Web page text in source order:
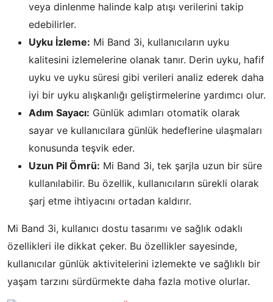
veya dinlenme halinde kalp atışı verilerini takip
edebilirler.
Uyku İzleme: Mi Band 3i, kullanıcıların uyku
kalitesini izlemelerine olanak tanır. Derin uyku, hafif
uyku ve uyku süresi gibi verileri analiz ederek daha
iyi bir uyku alışkanlığı geliştirmelerine yardımcı olur.
Adım Sayacı: Günlük adımları otomatik olarak
sayar ve kullanıcılara günlük hedeflerine ulaşmaları
konusunda teşvik eder.
Uzun Pil Ömrü: Mi Band 3i, tek şarjla uzun bir süre
kullanılabilir. Bu özellik, kullanıcıların sürekli olarak
şarj etme ihtiyacını ortadan kaldırır.
Mi Band 3i, kullanıcı dostu tasarımı ve sağlık odaklı
özellikleri ile dikkat çeker. Bu özellikler sayesinde,
kullanıcılar günlük aktivitelerini izlemekte ve sağlıklı bir
yaşam tarzını sürdürmekte daha fazla motive olurlar.